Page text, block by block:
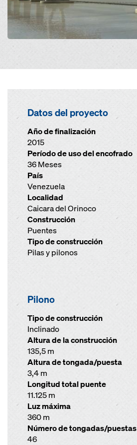
Datos del proyecto
Año de finalización
2015
Período de uso del encofrado
36 Meses
País
Venezuela
Localidad
Caicara del Orinoco
Construcción
Puentes
Tipo de construcción
Pilas y pilonos
Pilono
Tipo de construcción
Inclinado
Altura de la construcción
135,5 m
Altura de tongada/puesta
3,4 m
Longitud total puente
11.125 m
Luz máxima
360 m
Número de tongadas/puestas
46